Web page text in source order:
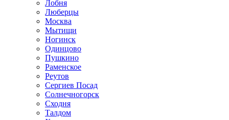
Лобня
Люберцы
Москва
Мытищи
Ногинск
Одинцово
Пушкино
Раменское
Реутов
Сергиев Посад
Солнечногорск
Сходня
Талдом